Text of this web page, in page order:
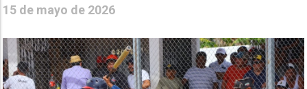
15 de mayo de 2026